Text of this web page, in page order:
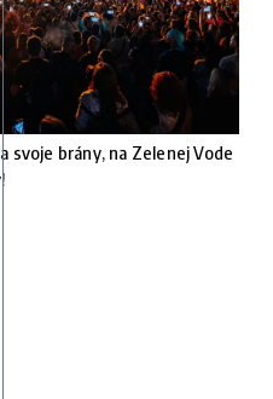
svoje brány, na Zelenej Vode